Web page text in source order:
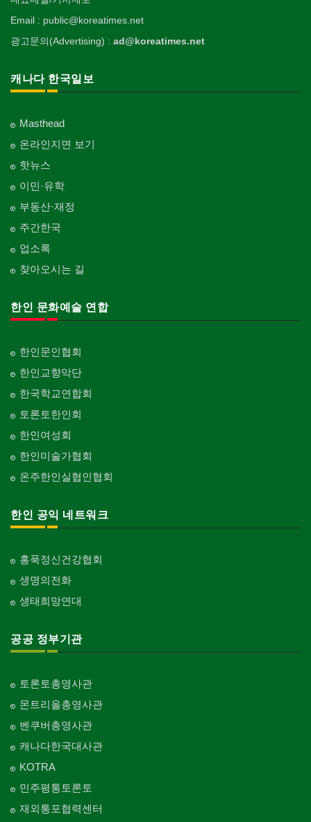
Email : public@koreatimes.net
광고문의(Advertising) : ad@koreatimes.net
캐나다 한국일보
Masthead
온라인지면 보기
핫뉴스
이민·유학
부동산·재정
주간한국
업소록
찾아오시는 길
한인 문화예술 연합
한인문인협회
한인교향악단
한국학교연합회
토론토한인회
한인여성회
한인미술가협회
온주한인실협인협회
한인 공익 네트워크
홍푹정신건강협회
생명의전화
생태희망연대
공공 정부기관
토론토총영사관
몬트리올총영사관
벤쿠버총영사관
캐나다한국대사관
KOTRA
민주평통토론토
재외통포협력센터